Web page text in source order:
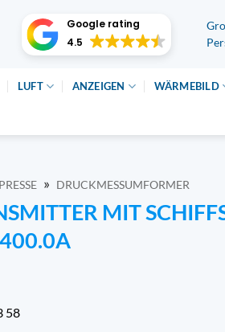
Google rating
4.5
LUFT ANZEIGEN WÄRMEBILD
PRESSE » DRUCKMESSUMFORMER
MIT
58